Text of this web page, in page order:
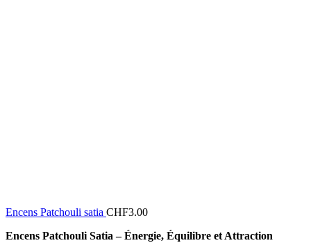
Encens Patchouli satia CHF3.00
Encens Patchouli Satia – Énergie, Équilibre et Attraction